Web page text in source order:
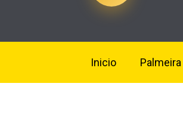
Inicio